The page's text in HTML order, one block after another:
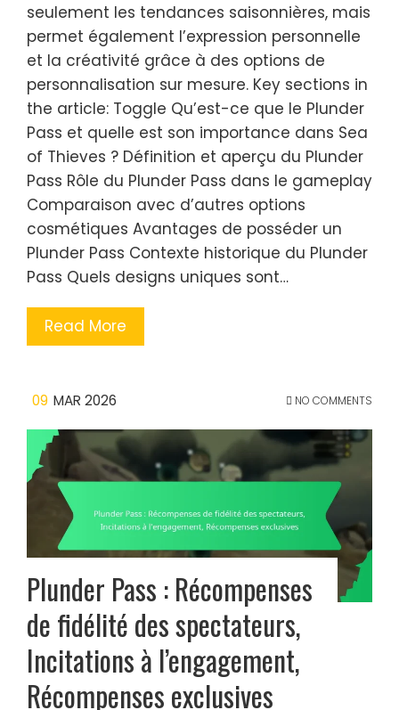
seulement les tendances saisonnières, mais
permet également l’expression personnelle
et la créativité grâce à des options de
personnalisation sur mesure. Key sections in
the article: Toggle Qu’est-ce que le Plunder
Pass et quelle est son importance dans Sea
of Thieves ? Définition et aperçu du Plunder
Pass Rôle du Plunder Pass dans le gameplay
Comparaison avec d’autres options
cosmétiques Avantages de posséder un
Plunder Pass Contexte historique du Plunder
Pass Quels designs uniques sont…
Read More
09 MAR 2026 NO COMMENTS
Plunder Pass : Récompenses
de fidélité des spectateurs,
Incitations à l’engagement,
Récompenses exclusives